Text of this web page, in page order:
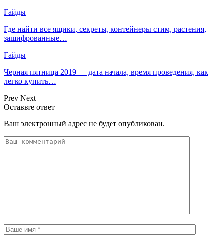
Гайды
Где найти все ящики, секреты, контейнеры стим, растения,
зашифрованные…
Гайды
Черная пятница 2019 — дата начала, время проведения, как
легко купить…
Prev Next
Оставьте ответ
Ваш электронный адрес не будет опубликован.